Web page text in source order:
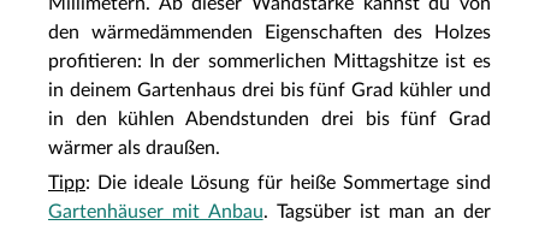
den wärmedämmenden Eigenschaften des Holzes
profitieren: In der sommerlichen Mittagshitze ist es
in deinem Gartenhaus drei bis fünf Grad kühler und
in den kühlen Abendstunden drei bis fünf Grad
wärmer als draußen.
Tipp: Die ideale Lösung für heiße Sommertage sind
Gartenhäuser mit Anbau. Tagsüber ist man an der